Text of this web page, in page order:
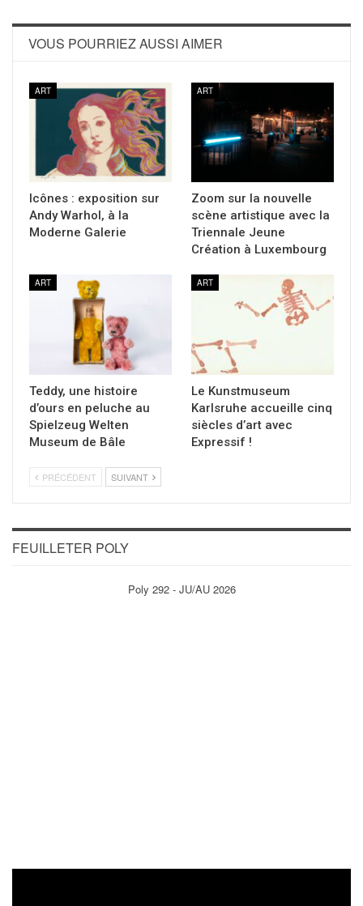
VOUS POURRIEZ AUSSI AIMER
ART
Icônes : exposition sur
Andy Warhol, à la
Moderne Galerie
ART
Zoom sur la nouvelle
scène artistique avec la
Triennale Jeune
Création à Luxembourg
ART
Teddy, une histoire
d’ours en peluche au
Spielzeug Welten
Museum de Bâle
ART
Le Kunstmuseum
Karlsruhe accueille cinq
siècles d’art avec
Expressif !
PRÉCÉDENT SUIVANT
FEUILLETER POLY
Poly 292 - JU/AU 2026